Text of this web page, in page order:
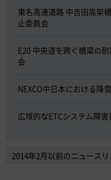
東名高速道路 中吉田高架
止委員会
E20 中央道を跨ぐ橋梁の
会
NEXCO中日本における降
広域的なETCシステム障
2014年2月以前のニュース